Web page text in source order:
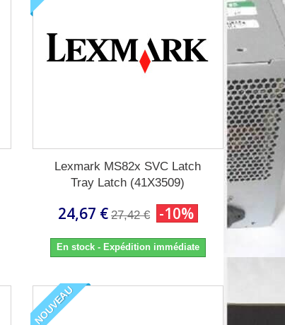
Lexmark MS82x SVC Latch
Tray Latch (41X3509)
24,67 € 27,42 € -10%
En stock - Expédition immédiate
NOUVEAU